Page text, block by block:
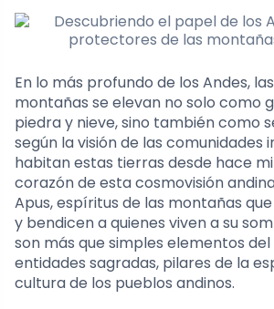
En lo más profundo de los Andes,
montañas se elevan no solo como
piedra y nieve, sino también como
según la visión de las comunidades
habitan estas tierras desde hace
corazón de esta cosmovisión
Apus, espíritus de las montañas
y bendicen a quienes viven a su
son más que simples elementos del
entidades sagradas, pilares de la
cultura de los pueblos andinos.